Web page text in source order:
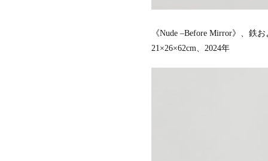
《Nude –Before Mirror》、鉄
21×26×62cm、2024年